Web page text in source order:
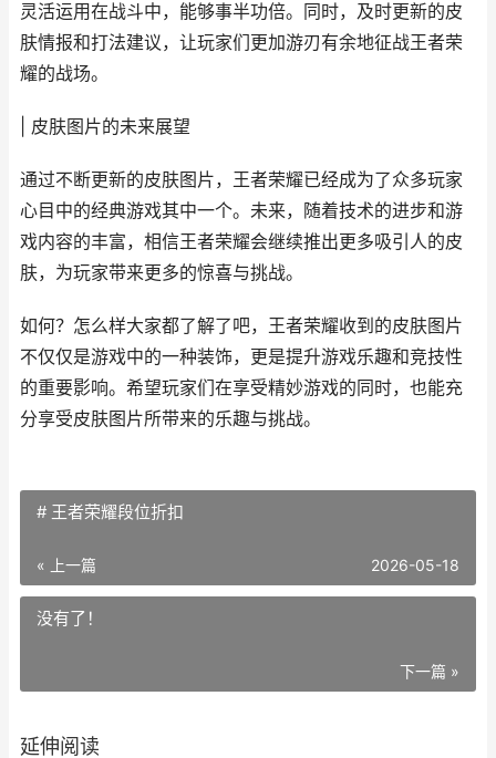
灵活运用在战斗中，能够事半功倍。同时，及时更新的皮
肤情报和打法建议，让玩家们更加游刃有余地征战王者荣
耀的战场。
| 皮肤图片的未来展望
通过不断更新的皮肤图片，王者荣耀已经成为了众多玩家
心目中的经典游戏其中一个。未来，随着技术的进步和游
戏内容的丰富，相信王者荣耀会继续推出更多吸引人的皮
肤，为玩家带来更多的惊喜与挑战。
如何？怎么样大家都了解了吧，王者荣耀收到的皮肤图片
不仅仅是游戏中的一种装饰，更是提升游戏乐趣和竞技性
的重要影响。希望玩家们在享受精妙游戏的同时，也能充
分享受皮肤图片所带来的乐趣与挑战。
# 王者荣耀段位折扣
« 上一篇 2026-05-18
没有了！
下一篇 »
延伸阅读